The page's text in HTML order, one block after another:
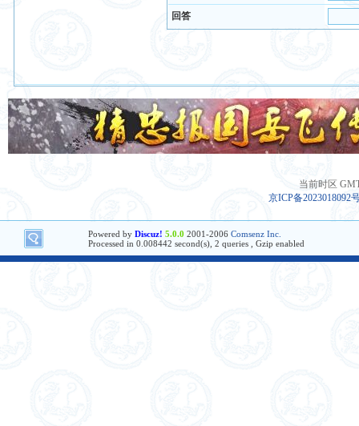
回答
当前时区
京ICP备2023018092
Powered by Discuz! 5.0.0 2001-2006 Comsenz Inc.
Processed in 0.008442 second(s), 2 queries , Gzip enabled